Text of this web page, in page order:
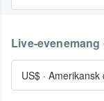
Live-
US$ · Amerikansk